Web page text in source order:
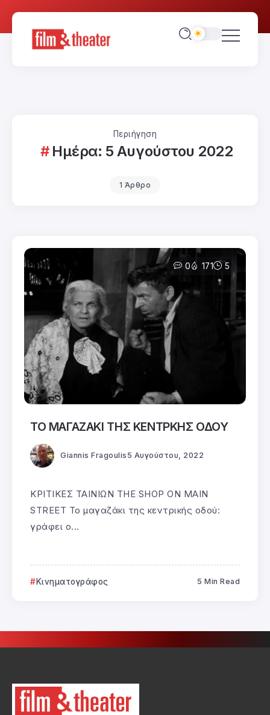
Περιήγηση
Ημέρα: 5 Αυγούστου 2022
1 Άρθρο
0 171 5
ΤΟ ΜΑΓΑΖΑΚΙ ΤΗΣ ΚΕΝΤΡΚΗΣ ΟΔΟΥ
Giannis Fragoulis 5 Αυγούστου, 2022
ΚΡΙΤΙΚΕΣ ΤΑΙΝΙΩΝ THE SHOP ON MAIN
STREET Το μαγαζάκι της κεντρικής οδού:
γράφει ο...
Κινηματογράφος 5 Min Read